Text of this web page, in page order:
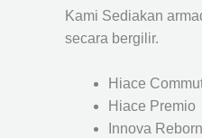
Kami Sediakan
secara bergilir.
Hiace
Hiace Premio
Innova Reborn